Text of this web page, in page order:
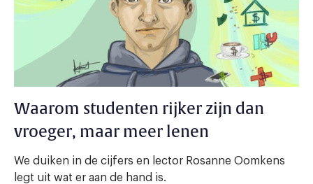
Waarom studenten rijker zijn dan
vroeger, maar meer lenen
We duiken in de cijfers en lector Rosanne Oomkens
legt uit wat er aan de hand is.